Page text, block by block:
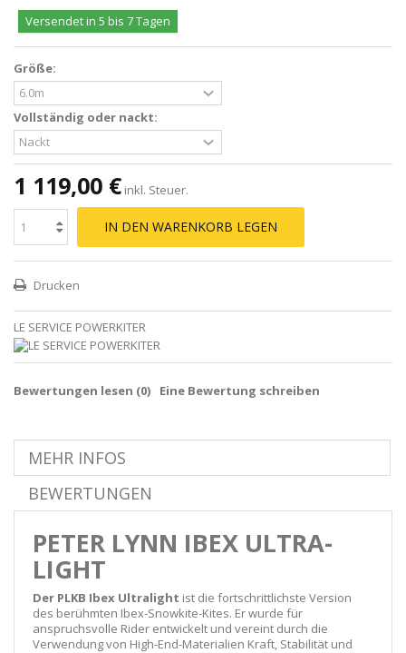
Versendet in 5 bis 7 Tagen
Größe:
Vollständig oder nackt:
1 119,00 € inkl. Steuer.
IN DEN WARENKORB LEGEN
Drucken
LE SERVICE POWERKITER
Bewertungen lesen (0) Eine Bewertung schreiben
MEHR INFOS
BEWERTUNGEN
PETER LYNN IBEX ULTRA-
LIGHT
Der PLKB Ibex Ultralight ist die fortschrittlichste Version
des berühmten Ibex-Snowkite-Kites. Er wurde für
anspruchsvolle Rider entwickelt und vereint durch die
Verwendung von High-End-Materialien Kraft, Stabilität und